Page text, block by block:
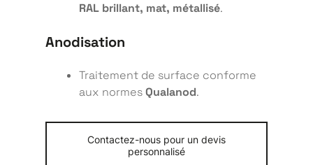
RAL brillant, mat, métallisé.
Anodisation
Traitement de surface conforme
aux normesQualanod.
Contactez-nous pour un devis
personnalisé